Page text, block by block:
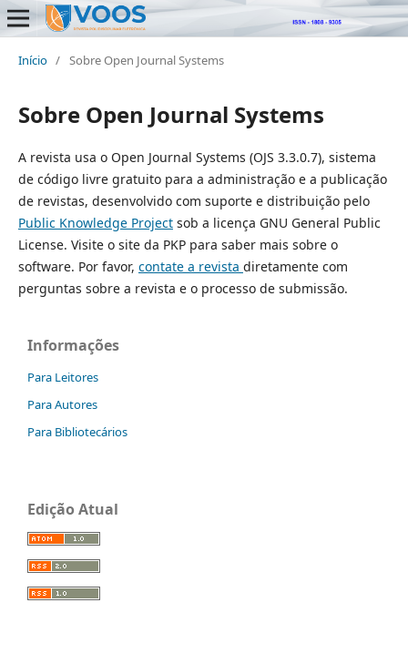
Início / Sobre Open Journal Systems
Sobre Open Journal Systems
A revista usa o Open Journal Systems (OJS 3.3.0.7), sistema
de código livre gratuito para a administração e a publicação
de revistas, desenvolvido com suporte e distribuição pelo
Public Knowledge Projectsob a licença GNU General Public
License. Visite o site da PKP para saber mais sobre o
software. Por favor, contate a revista diretamente com
perguntas sobre a revista e o processo de submissão.
Informações
Para Leitores
Para Autores
Para Bibliotecários
Edição Atual